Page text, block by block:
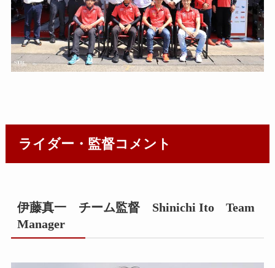
ライダー・監督コメント
伊藤真一 チーム監督 Shinichi Ito Team
Manager